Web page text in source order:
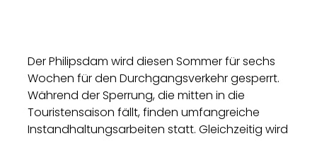
Der Philipsdam wird diesen Sommer für sechs
Wochen für den Durchgangsverkehr gesperrt.
Während der Sperrung, die mitten in die
Touristensaison fällt, finden umfangreiche
Instandhaltungsarbeiten statt. Gleichzeitig wird